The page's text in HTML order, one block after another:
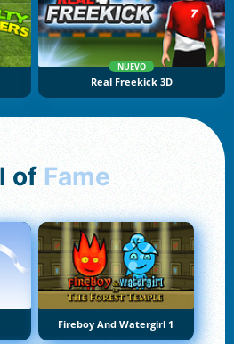
NUEVO
Real Freekick 3D
of Fame
Fireboy And Watergirl 1